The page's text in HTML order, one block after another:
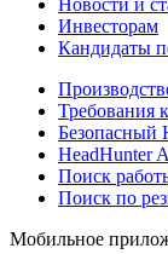
Инвесторам
Кандидаты
Требования
Безопасный
HeadHunter
Поиск
Поиск по
Мобильное